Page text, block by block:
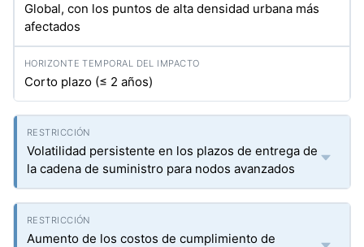
Global, con los puntos de alta densidad urbana más
afectados
Corto plazo (≤ 2 años)
Volatilidad persistente en los plazos de entrega de
la cadena de suministro para nodos avanzados
Aumento de los costos de cumplimiento de